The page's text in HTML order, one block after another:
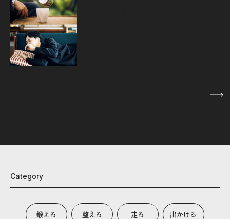
Category
鍛える 整える 走る 出かける